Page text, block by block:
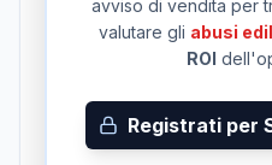
avviso di vendita per
valutare gli abusi
ROI
Registrati per